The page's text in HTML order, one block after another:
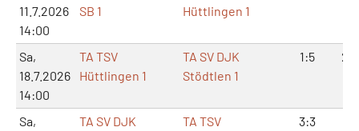
11.7.2026
14:00
SB 1
Hüttlingen 1
Sa,
18.7.2026
14:00
TA TSV
Hüttlingen 1
TA SV DJK
Stödtlen 1
1:5
Sa,
TA SV DJK
TA TSV
3:3